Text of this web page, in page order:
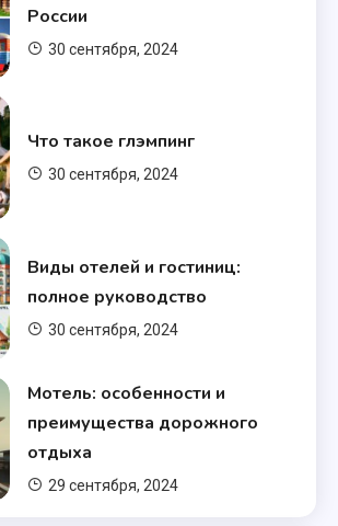
России
30 сентября, 2024
Что такое глэмпинг
30 сентября, 2024
Виды отелей и гостиниц:
полное руководство
30 сентября, 2024
Мотель: особенности и
преимущества дорожного
отдыха
29 сентября, 2024
Виды отелей и гостиниц:
полное руководство
России
Типы отелей